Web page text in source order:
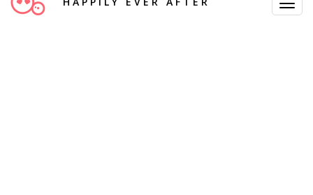
Toggle